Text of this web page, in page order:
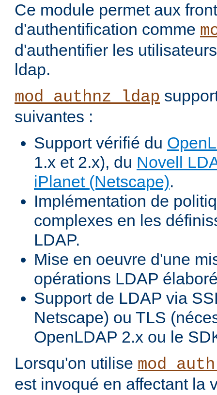
Ce module permet aux
d'authentification comme
d'authentifier les
ldap.
mod_authnz_ldap
suivantes :
Support vérifié du
1.x et 2.x), du Novell
iPlanet (Netscape).
Implémentation de
complexes en les
LDAP.
Mise en oeuvre d'une
opérations LDAP
Support de LDAP via
Netscape) ou TLS
OpenLDAP 2.x ou le
Lorsqu'on utilise
est invoqué en affectant la